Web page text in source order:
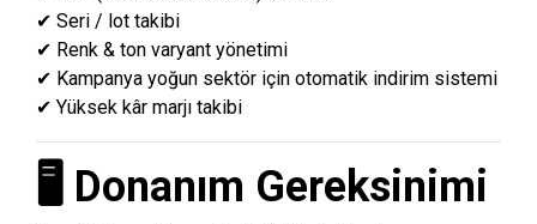
✔ Seri / lot takibi
✔ Renk & ton varyant yönetimi
✔ Kampanya yoğun sektör için otomatik indirim sistemi
✔ Yüksek kâr marjı takibi
🖥️ Donanım Gereksinimi